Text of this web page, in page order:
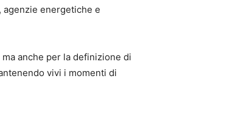
energetiche e
anche per la definizione di
vivi i momenti di